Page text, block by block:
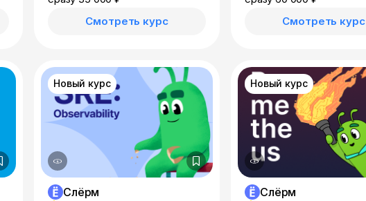
Смотреть курс
Смотреть курс
Новый курс
Слёрм
Новый курс
Слёрм